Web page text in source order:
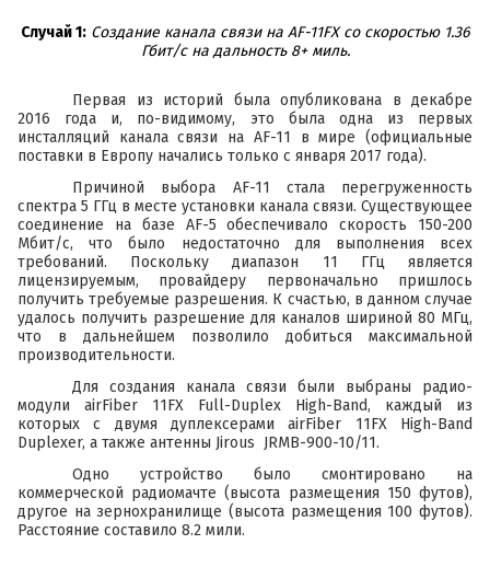
Случай 1: Создание канала связи на AF-11FX со скоростью 1.36
Гбит/с на дальность 8+ миль.
Первая из историй была опубликована в декабре
2016 года и, по-видимому, это была одна из первых
инсталляций канала связи на AF-11 в мире (официальные
поставки в Европу начались только с января 2017 года).
Причиной выбора AF-11 стала перегруженность
спектра 5 ГГц в месте установки канала связи. Существующее
соединение на базе AF-5 обеспечивало скорость 150-200
Мбит/c, что было недостаточно для выполнения всех
требований. Поскольку диапазон 11 ГГц является
лицензируемым, провайдеру первоначально пришлось
получить требуемые разрешения. К счастью, в данном случае
удалось получить разрешение для каналов шириной 80 МГц,
что в дальнейшем позволило добиться максимальной
производительности.
Для создания канала связи были выбраны радио-
модули airFiber 11FX Full-Duplex High-Band, каждый из
которых с двумя дуплексерамиairFiber 11FX High-Band
Duplexer, а также антенны Jirous JRMB-900-10/11.
Одно устройство было смонтировано на
коммерческой радиомачте (высота размещения 150 футов),
другое на зернохранилище (высота размещения 100 футов).
Расстояние составило 8.2 мили.